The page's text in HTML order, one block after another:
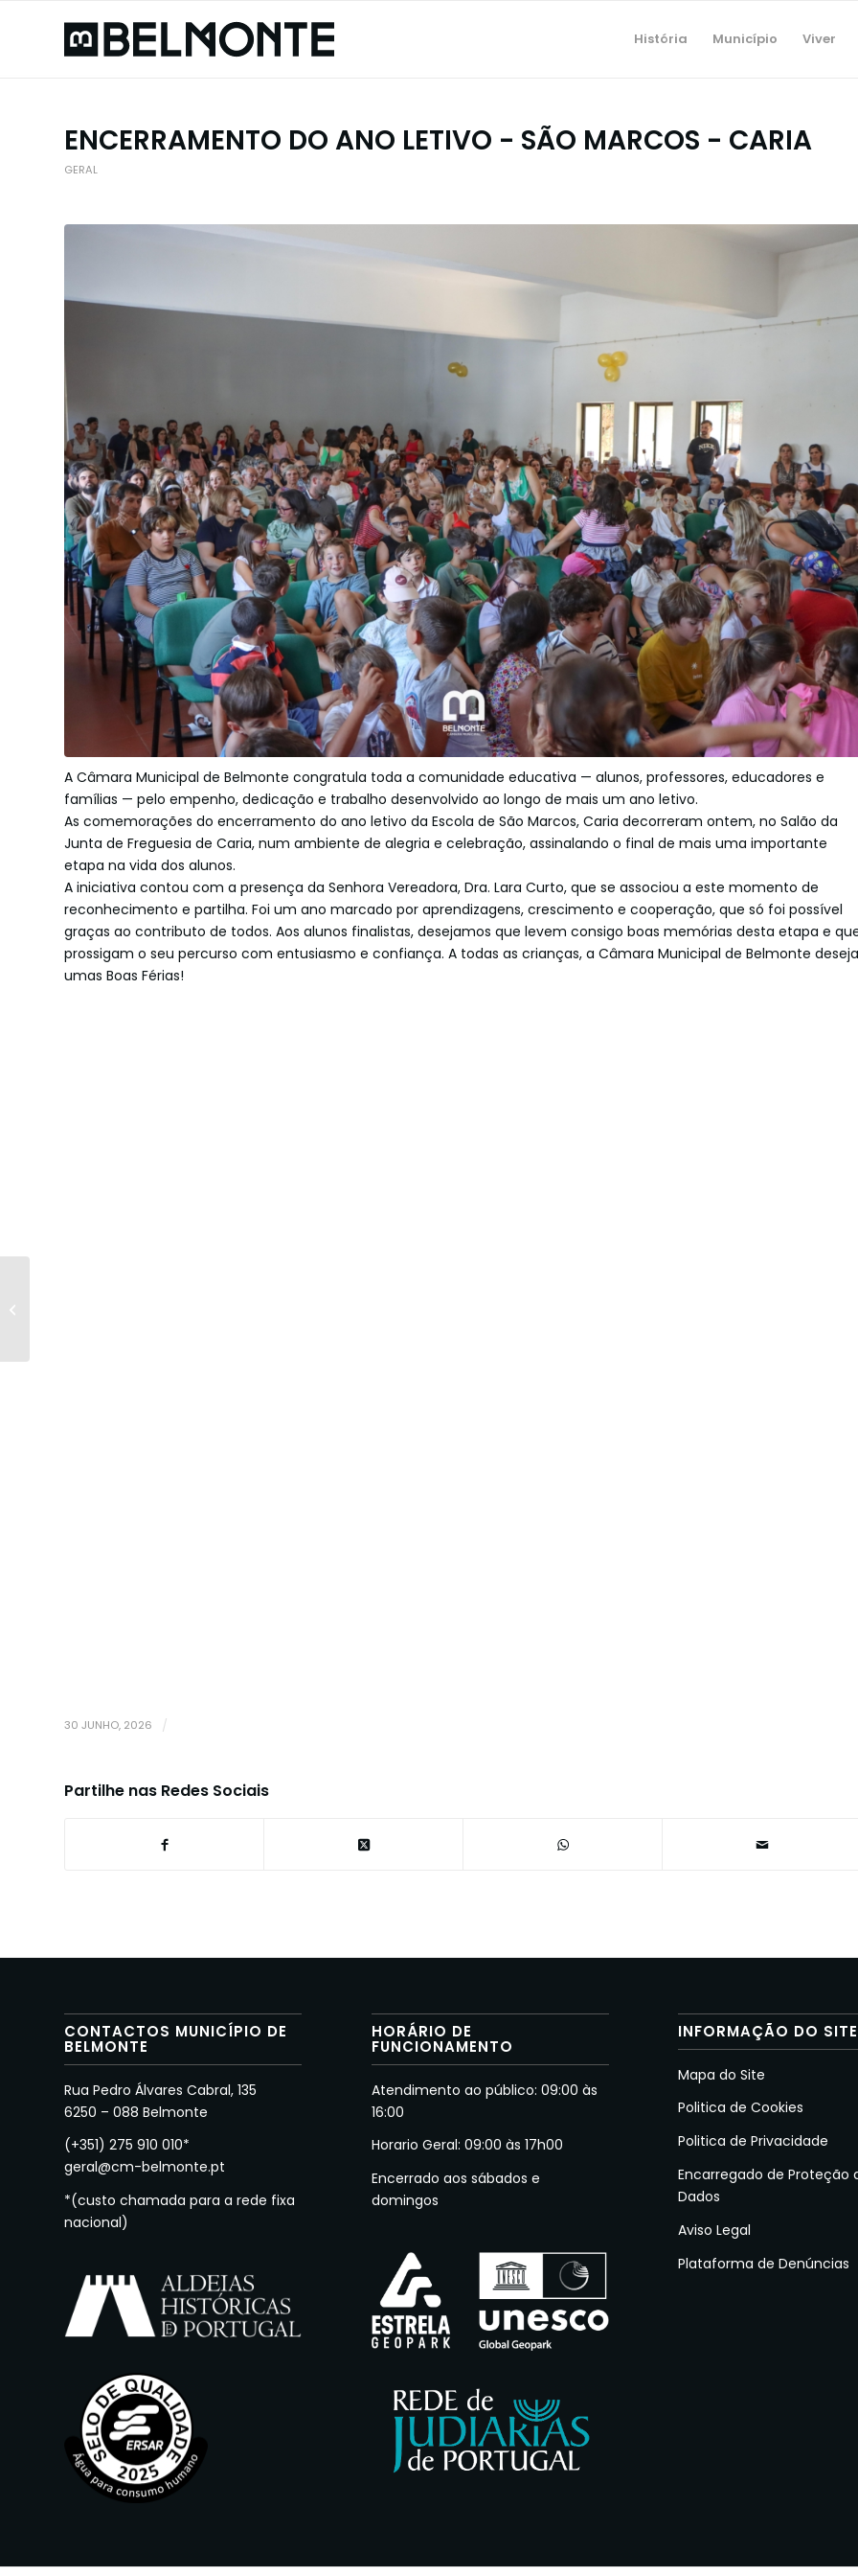
História Município Viver
ENCERRAMENTO DO ANO LETIVO - SÃO MARCOS - CARIA
GERAL
A Câmara Municipal de Belmonte congratula toda a comunidade educativa — alunos, professores, educadores e
famílias — pelo empenho, dedicação e trabalho desenvolvido ao longo de mais um ano letivo.
As comemorações do encerramento do ano letivo da Escola de São Marcos, Caria decorreram ontem, no Salão da
Junta de Freguesia de Caria, num ambiente de alegria e celebração, assinalando o final de mais uma importante
etapa na vida dos alunos.
A iniciativa contou com a presença da Senhora Vereadora, Dra. Lara Curto, que se associou a este momento de
reconhecimento e partilha. Foi um ano marcado por aprendizagens, crescimento e cooperação, que só foi possível
graças ao contributo de todos. Aos alunos finalistas, desejamos que levem consigo boas memórias desta etapa e
prossigam o seu percurso com entusiasmo e confiança. A todas as crianças, a Câmara Municipal de Belmonte deseja
umas Boas Férias!
30 JUNHO, 2026 /
Partilhe nas Redes Sociais
CONTACTOS MUNICÍPIO DE
BELMONTE
Rua Pedro Álvares Cabral, 135
6250 – 088 Belmonte
(+351) 275 910 010*
geral@cm-belmonte.pt
*(custo chamada para a rede fixa
nacional)
HORÁRIO DE
FUNCIONAMENTO
Atendimento ao público: 09:00 às
16:00
Horario Geral: 09:00 às 17h00
Encerrado aos sábados e
domingos
INFORMAÇÃO DO SITE
Mapa do Site
Politica de Cookies
Politica de Privacidade
Encarregado de Proteção
Dados
Aviso Legal
Plataforma de Denúncias